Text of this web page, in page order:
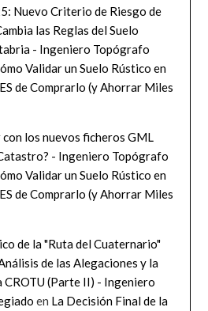
Nuevo Criterio de Riesgo de
las Reglas del Suelo
- Ingeniero Topógrafo
Validar un Suelo Rústico en
de Comprarlo (y Ahorrar Miles
con los nuevos ficheros GML
- Ingeniero Topógrafo
Validar un Suelo Rústico en
de Comprarlo (y Ahorrar Miles
de la "Ruta del Cuaternario"
de las Alegaciones y la
CROTU (Parte II) - Ingeniero
en La Decisión Final de la